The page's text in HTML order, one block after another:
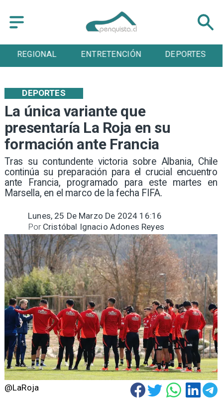
REGIONAL ENTRETENCIÓN DEPORTES
La única variante que
presentaría La Roja en su
formación ante Francia
​Tras su contundente victoria sobre Albania, Chile
continúa su preparación para el crucial encuentro
ante Francia, programado para este martes en
Marsella, en el marco de la fecha FIFA.
DEPORTES
Lunes, 25 De Marzo De 2024 16:16
Cristóbal Ignacio Adones Reyes
Por
@LaRoja